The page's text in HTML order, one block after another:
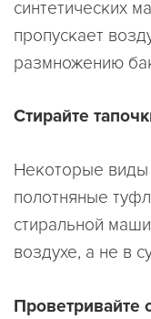
синтетических
пропускает
размножению
Стирайте
Некоторые виды
полотняные
стиральной
воздухе, а не в
Проветривайте